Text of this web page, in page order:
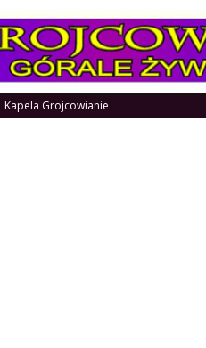
Kapela Grojcowianie